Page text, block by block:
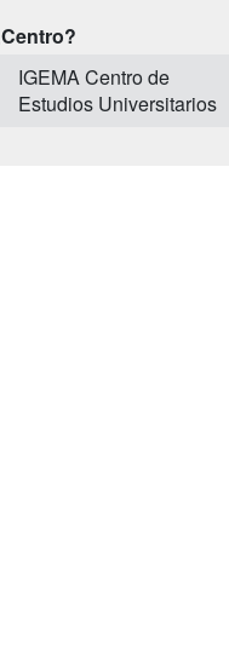
IGEMA Centro de
Estudios Universitarios